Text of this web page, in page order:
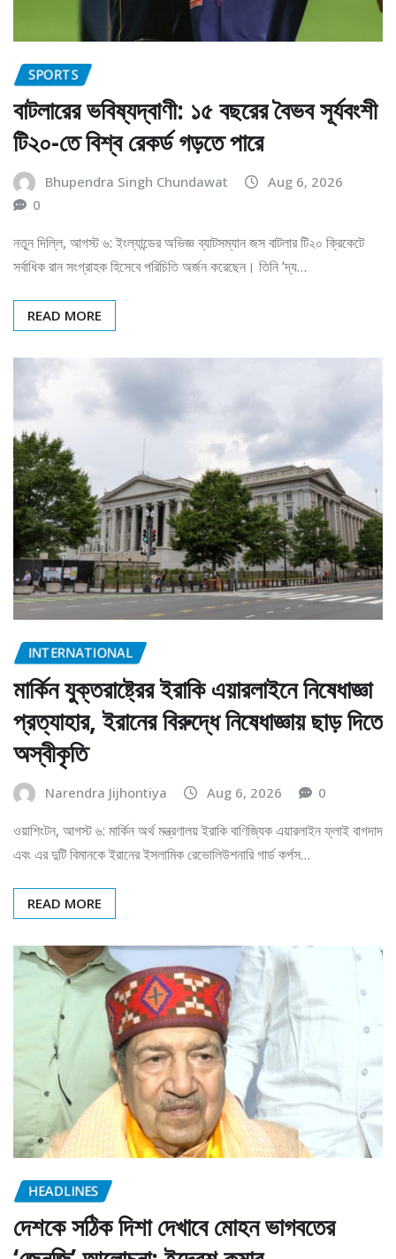
SPORTS
বাটলারের ভবিষ্যদ্বাণী: ১৫ বছরের বৈভব সূর্যবংশী
টি২০-তে বিশ্ব রেকর্ড গড়তে পারে
Bhupendra Singh Chundawat
Aug 6, 2026
0
নতুন দিল্লি, আগস্ট ৬: ইংল্যান্ডের অভিজ্ঞ ব্যাটসম্যান জস বাটলার টি২০ ক্রিকেটে
সর্বাধিক রান সংগ্রাহক হিসেবে পরিচিতি অর্জন করেছেন। তিনি ‘দ্য…
READ MORE
INTERNATIONAL
মার্কিন যুক্তরাষ্ট্রের ইরাকি এয়ারলাইনে নিষেধাজ্ঞা
প্রত্যাহার, ইরানের বিরুদ্ধে নিষেধাজ্ঞায় ছাড় দিতে
অস্বীকৃতি
Narendra Jijhontiya Aug 6, 2026 0
ওয়াশিংটন, আগস্ট ৬: মার্কিন অর্থ মন্ত্রণালয় ইরাকি বাণিজ্যিক এয়ারলাইন ফ্লাই বাগদাদ
এবং এর দুটি বিমানকে ইরানের ইসলামিক রেভোলিউশনারি গার্ড কর্পস…
READ MORE
HEADLINES
দেশকে সঠিক দিশা দেখাবে মোহন ভাগবতের
‘জেনজি’ আলোচনা: ইন্দ্রেশ কুমার